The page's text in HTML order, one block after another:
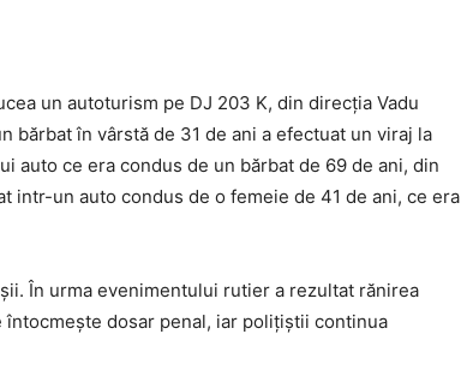
un autoturism pe DJ 203 K, din direcția Vadu
bărbat în vârstă de 31 de ani a efectuat un viraj la
auto ce era condus de un bărbat de 69 de ani, din
intr-un auto condus de o femeie de 41 de ani, ce era
În urma evenimentului rutier a rezultat rănirea
întocmește dosar penal, iar polițiștii continua